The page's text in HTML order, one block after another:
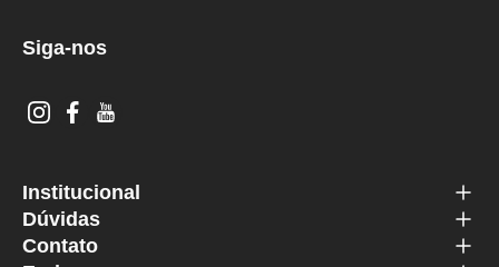
Siga-nos
Institucional
Dúvidas
Contato